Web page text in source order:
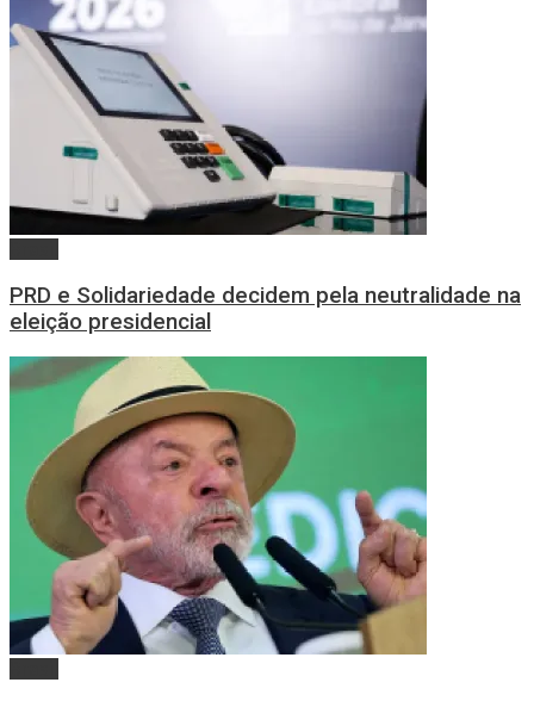
PRD e Solidariedade decidem pela neutralidade na
eleição presidencial